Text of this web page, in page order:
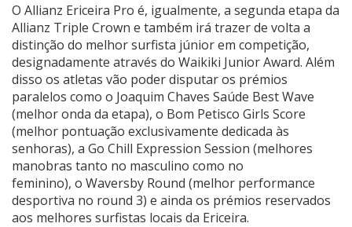
O Allianz Ericeira Pro é, igualmente, a segunda etapa da
Allianz Triple Crown e também irá trazer de volta a
distinção do melhor surfista júnior em competição,
designadamente através do Waikiki Junior Award. Além
disso os atletas vão poder disputar os prémios
paralelos como o Joaquim Chaves Saúde Best Wave
(melhor onda da etapa), o Bom Petisco Girls Score
(melhor pontuação exclusivamente dedicada às
senhoras), a Go Chill Expression Session (melhores
manobras tanto no masculino como no
feminino), o Waversby Round (melhor performance
desportiva no round 3) e ainda os prémios reservados
aos melhores surfistas locais da Ericeira.